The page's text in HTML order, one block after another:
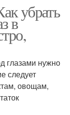
убрать
в
глазами нужно
следует
овощам,